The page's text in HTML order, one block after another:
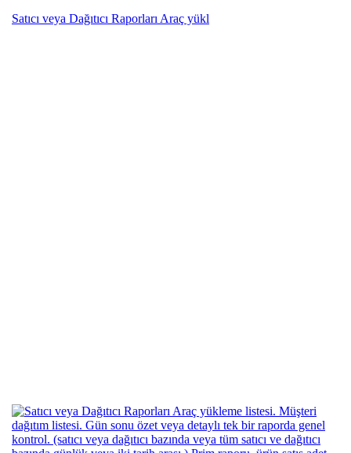
Satıcı veya Dağıtıcı Raporları Araç yükl